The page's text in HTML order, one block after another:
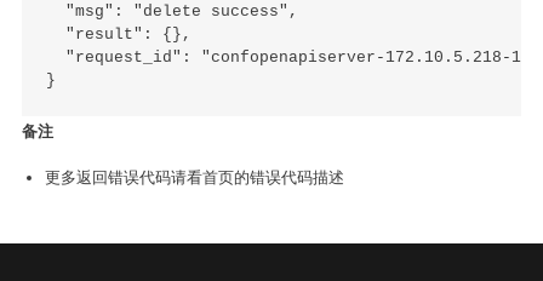
  "msg": "delete success",
  "result": {},
"request_id": "confopenapiserver-172.10.5.218-
备注
更多返回错误代码请看首页的错误代码描述